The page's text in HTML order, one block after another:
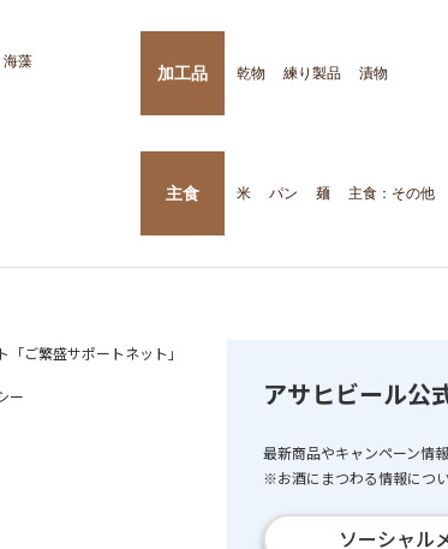
海藻
加工品 乾物 練り製品 漬物
主食 米 パン 麺 主食：その他
ご繁盛サポートネット」
ー アサヒビール公
最新商品やキャンペーン情
※お酒にまつわる情報につ
ソーシャル